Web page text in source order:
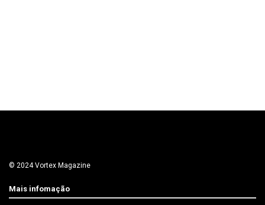
© 2024 Vortex Magazine
Mais infomação